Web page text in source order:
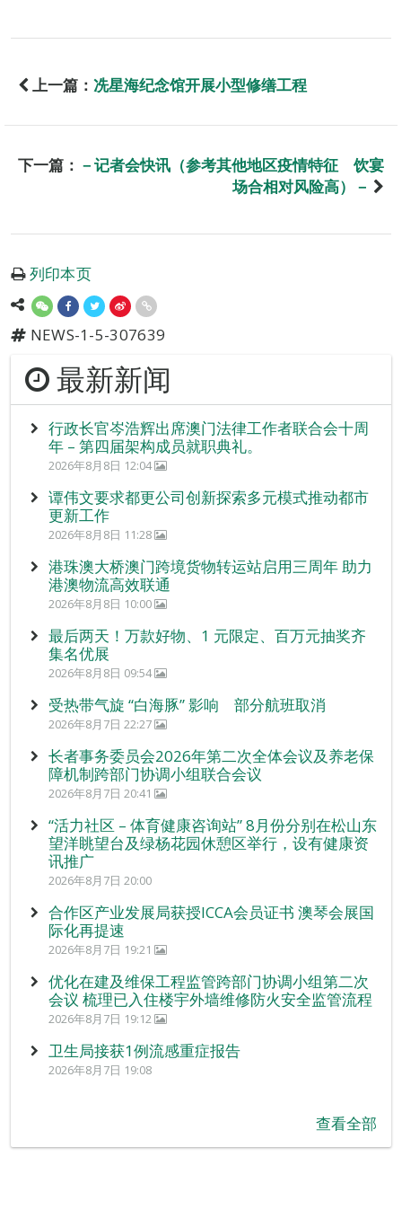
上一篇： 冼星海纪念馆开展小型修缮工程
下一篇： －记者会快讯（参考其他地区疫情特征 饮宴
场合相对风险高）－
列印本页
NEWS-1-5-307639
最新新闻
行政长官岑浩辉出席澳门法律工作者联合会十周
年 – 第四届架构成员就职典礼。
2026年8月8日 12:04
谭伟文要求都更公司创新探索多元模式推动都市
更新工作
2026年8月8日 11:28
港珠澳大桥澳门跨境货物转运站启用三周年 助力
港澳物流高效联通
2026年8月8日 10:00
最后两天！万款好物、1 元限定、百万元抽奖齐
集名优展
2026年8月8日 09:54
受热带气旋 “白海豚” 影响 部分航班取消
2026年8月7日 22:27
长者事务委员会2026年第二次全体会议及养老保
障机制跨部门协调小组联合会议
2026年8月7日 20:41
“活力社区 – 体育健康咨询站” 8月份分别在松山东
望洋眺望台及绿杨花园休憩区举行，设有健康资
讯推广
2026年8月7日 20:00
合作区产业发展局获授ICCA会员证书 澳琴会展国
际化再提速
2026年8月7日 19:21
优化在建及维保工程监管跨部门协调小组第二次
会议 梳理已入住楼宇外墙维修防火安全监管流程
2026年8月7日 19:12
卫生局接获1例流感重症报告
2026年8月7日 19:08
查看全部